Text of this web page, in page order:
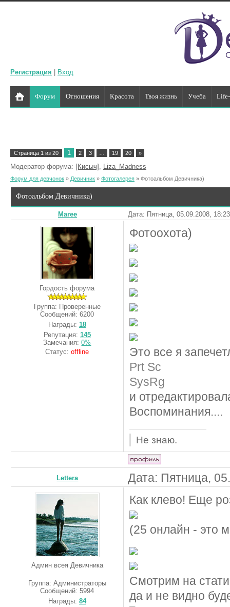
Регистрация Вход
Форум Отношения Красота Твоя жизнь Учеба
Страница 1 из 20 1 2 3 19 20 »
Модератор форума: [Кисыч] , Liza_Madness
Форум для девчонок » Девичник » Фотогалерея » Фотоальбом Девичника)
Фотоальбом Девичника)
Maree Дата: Пятница, 05.09.2008,
Гордость форума
Группа: Проверенные
Сообщений:6200
Награды: 18
Репутация: 145
Замечания:0%
Статус:offline
Фотоохота)
Это все я
Prt Sc
SysRg
и
Воспоминания....
Не знаю.
Lettera Дата: Пятница,
Админ всея Девичника
Группа: Администраторы
Сообщений:5994
Награды: 84
Как клево! Еще
(25 онлайн - это
Смотрим на
да и не видно